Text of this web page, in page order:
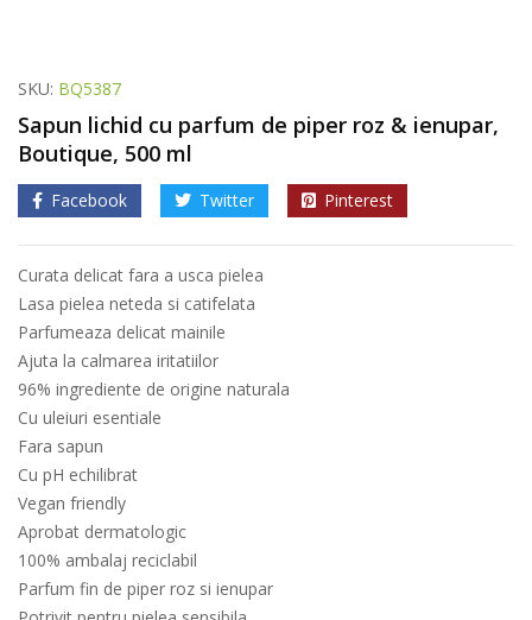
SKU: BQ5387
Sapun lichid cu parfum de piper roz & ienupar,
Boutique, 500 ml
Facebook Twitter Pinterest
Curata delicat fara a usca pielea
Lasa pielea neteda si catifelata
Parfumeaza delicat mainile
Ajuta la calmarea iritatiilor
96% ingrediente de origine naturala
Cu uleiuri esentiale
Fara sapun
Cu pH echilibrat
Vegan friendly
Aprobat dermatologic
100% ambalaj reciclabil
Parfum fin de piper roz si ienupar